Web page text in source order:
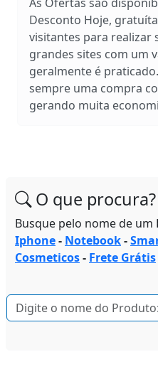
Desconto Hoje,
visitantes para realizar
grandes sites com um
geralmente é
sempre uma compra
gerando muita
O que procura?
Busque pelo nome de um
Iphone- Notebook-
Cosmeticos- Frete Grátis